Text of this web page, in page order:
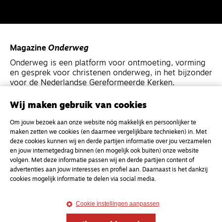
Magazine Onderweg
Onderweg is een platform voor ontmoeting, vorming
en gesprek voor christenen onderweg, in het bijzonder
voor de Nederlandse Gereformeerde Kerken.
MagazineOnderweg
Kvk-nummer 33277063
NL46 INGB 0117 5827 86
info@onderwegonline.nl
Wij maken gebruik van cookies
Om jouw bezoek aan onze website nóg makkelijk en persoonlijker te
maken zetten we cookies (en daarmee vergelijkbare technieken) in. Met
deze cookies kunnen wij en derde partijen informatie over jou verzamelen
en jouw internetgedrag binnen (en mogelijk ook buiten) onze website
volgen. Met deze informatie passen wij en derde partijen content of
advertenties aan jouw interesses en profiel aan. Daarnaast is het dankzij
cookies mogelijk informatie te delen via social media.
Cookie instellingen aanpassen